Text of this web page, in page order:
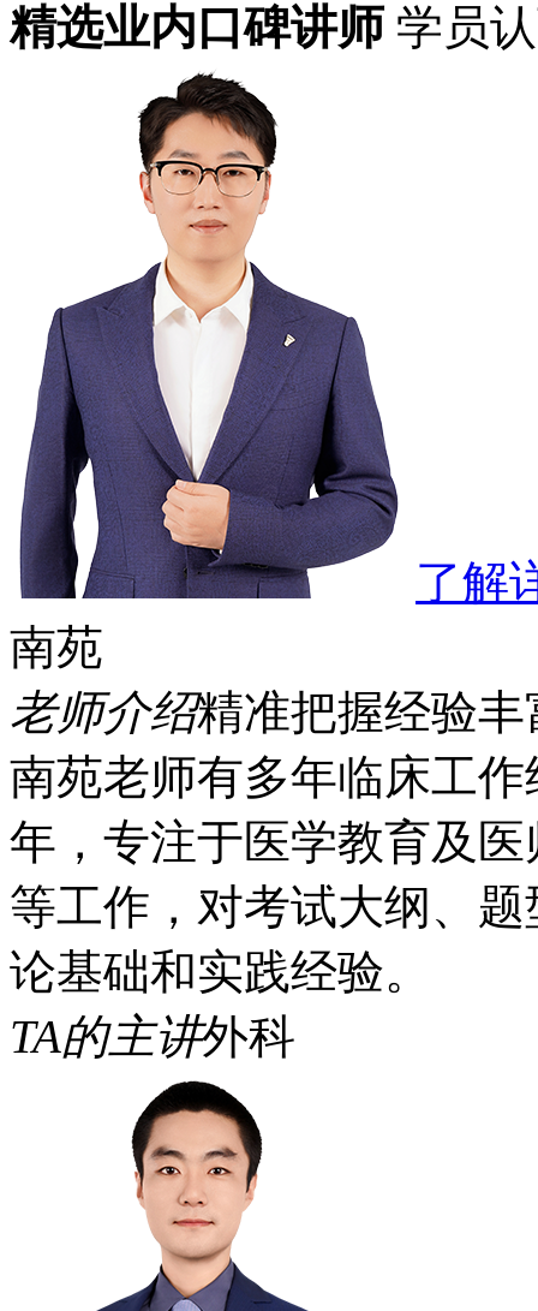
精选业内口碑讲师 学员
了解
南苑
老师介绍精准把握经验丰
南苑老师有多年临床工
年，专注于医学教育及
等工作，对考试大纲、
论基础和实践经验。
TA的主讲外科